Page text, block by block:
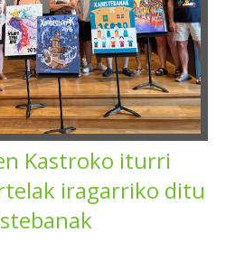
Kastroko iturri
iragarriko ditu